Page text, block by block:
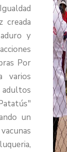
creada
y
Por
varios
un